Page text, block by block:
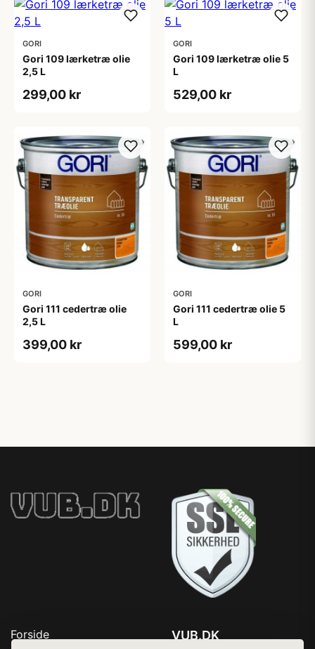
GORI
Gori 109 lærketræ olie
2,5 L
299,00 kr
GORI
Gori 109 lærketræ olie 5
L
529,00 kr
GORI
Gori 111 cedertræ olie
2,5 L
399,00 kr
GORI
Gori 111 cedertræ olie 5
L
599,00 kr
Forside
VUB.DK